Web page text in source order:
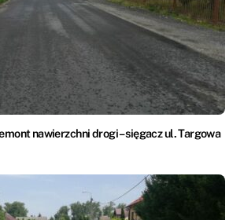
nawierzchni drogi – sięgacz ul. Targowa